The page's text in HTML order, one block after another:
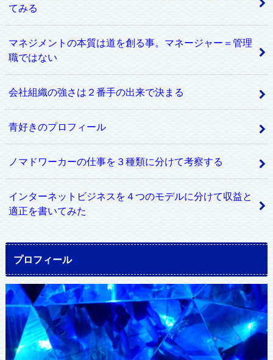
てみる
マネジメントの本質は道を創る事。マネージャー＝管理
職ではない
会社組織の強さは２番手の出来で決まる
青好きのプロフィール
ノマドワーカーの仕事を３種類に分けて考察する
インターネットビジネスを４つのモデルに分けて収益と
適正を書いてみた
プロフィール